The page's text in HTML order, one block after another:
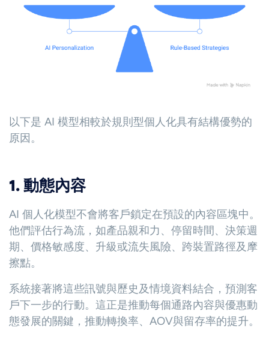
以下是 AI 模型相較於規則型個人化具有結構優勢的
原因。
1. 動態內容
AI 個人化模型不會將客戶鎖定在預設的內容區塊中。
他們評估行為流，如產品親和力、停留時間、決策週
期、價格敏感度、升級或流失風險、跨裝置路徑及摩
擦點。
系統接著將這些訊號與歷史及情境資料結合，預測客
戶下一步的行動。這正是推動每個通路內容與優惠動
態發展的關鍵，推動轉換率、AOV與留存率的提升。